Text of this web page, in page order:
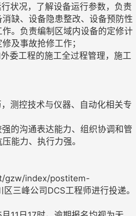
状况，了解设备运行参数，负责
缺、设备隐患整改、设备预防性
。负责编制区域内设备的定修计
及事故抢修工作；
委工程的施工全过程管理，施工
测控技术与仪器、自动化相关专
的沟通表达能力、组织协调和管
能力、执行力强。
gzw/index/postitem-
三峰公司DCS工程师进行投递。